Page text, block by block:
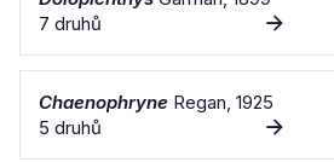
7 druhů
Chaenophryne Regan, 1925
5 druhů